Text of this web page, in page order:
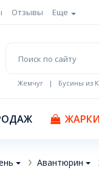
Отзывы Еще
Жемчуг | Бусины из
Авантюрин